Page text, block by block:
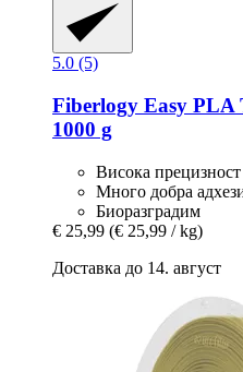
5.0 (5)
Fiberlogy Easy PLA
1000 g
Висока прецизност
Много добра
Биоразградим
€ 25,99 (€ 25,99 / kg)
Доставка до 14. август